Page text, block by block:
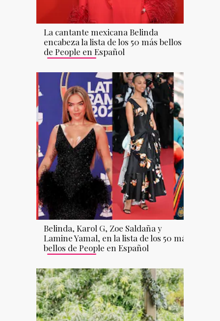
La cantante mexicana Belinda
encabeza la lista de los 50 más bellos
de People en Español
Belinda, Karol G, Zoe Saldaña y
Lamine Yamal, en la lista de los 50 más
bellos de People en Español